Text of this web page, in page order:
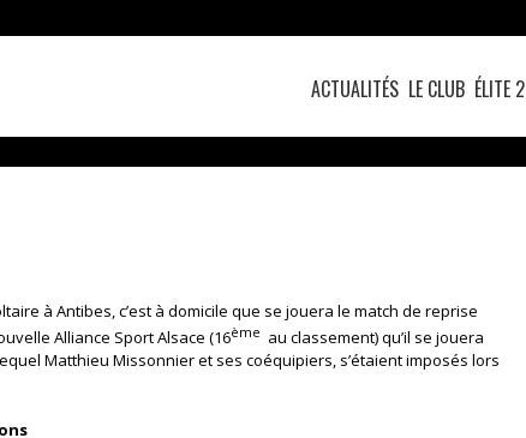
ACTUALITÉS LE CLUB ÉLITE 2
à Antibes, c’est à domicile que se jouera le match de reprise
Alliance Sport Alsace (16ème au classement) qu’il se jouera
Matthieu Missonnier et ses coéquipiers, s’étaient imposés lors